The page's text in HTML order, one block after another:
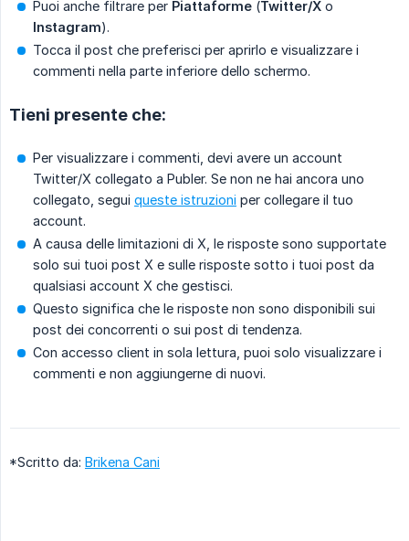
Puoi anche filtrare per Piattaforme (Twitter/X o
Instagram).
Tocca il post che preferisci per aprirlo e visualizzare i
commenti nella parte inferiore dello schermo.
Tieni presente che:
Per visualizzare i commenti, devi avere un account
Twitter/X collegato a Publer. Se non ne hai ancora uno
collegato, segui queste istruzioni per collegare il tuo
account.
A causa delle limitazioni di X, le risposte sono supportate
solo sui tuoi post X e sulle risposte sotto i tuoi post da
qualsiasi account X che gestisci.
Questo significa che le risposte non sono disponibili sui
post dei concorrenti o sui post di tendenza.
Con accesso client in sola lettura, puoi solo visualizzare i
commenti e non aggiungerne di nuovi.
*Scritto da: Brikena Cani